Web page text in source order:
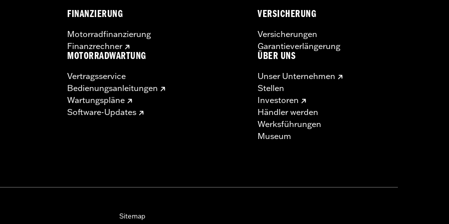
FINANZIERUNG
Motorradfinanzierung
Finanzrechner
MOTORRADWARTUNG
Vertragsservice
Bedienungsanleitungen
Wartungspläne
Software-Updates
VERSICHERUNG
Versicherungen
Garantieverlängerung
ÜBER UNS
Unser Unternehmen
Stellen
Investoren
Händler werden
Werksführungen
Museum
Sitemap